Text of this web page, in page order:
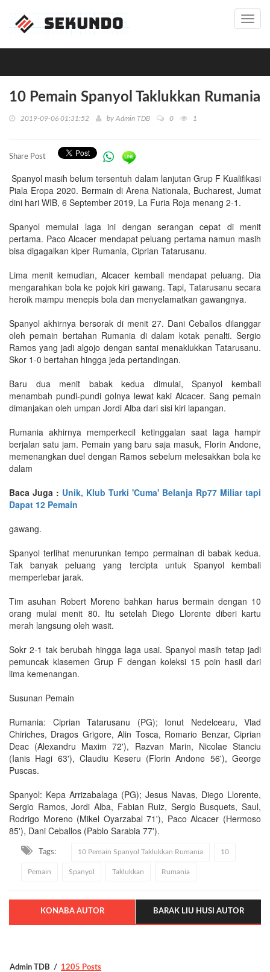
10 Pemain Spanyol Taklukkan Rumania
2019-09-06 01:31:52 by Admin TDB 0 1
Share Post
Spanyol masih belum tersentuh dalam lanjutan Grup F Kualifikasi
Piala Eropa 2020. Bermain di Arena Nationala, Bucharest, Jumat
dini hari WIB, 6 September 2019, La Furia Roja menang 2-1.
Spanyol memulai laga ini dengan serangan cepat di menit
pertama. Paco Alcacer mendapat peluang pertama namun masih
bisa digagalkan kiper Rumania, Ciprian Tatarusanu.
Lima menit kemudian, Alcacer kembali mendapat peluang. Dia
mengarahkan bola ke pojok kiri gawang. Tapi, Tatarusanu secara
heroik mampu menepis bola dan menyelamatkan gawangnya.
Spanyol akhirnya bersorak di menit 27. Dani Ceballos dilanggar
oleh pemain bertahan Rumania di dalam kotak penalti. Sergio
Ramos yang jadi algojo dengan santai menaklukkan Tatarusanu.
Skor 1-0 bertahan hingga jeda pertandingan.
Baru dua menit babak kedua dimulai, Spanyol kembali
menambah pundi-pundi golnya lewat kaki Alcacer. Sang pemain
dimanjakan oleh umpan Jordi Alba dari sisi kiri lapangan.
Rumania akhirnya memperkecil ketinggalan saat laga hampir
berjalan satu jam. Pemain yang baru saja masuk, Florin Andone,
memenangkan duel dengan Ramos sebelum melesakkan bola ke
dalam
Baca Juga : Unik, Klub Turki 'Cuma' Belanja Rp77 Miliar tapi
Dapat 12 Pemain
gawang.
Spanyol terlihat menurunkan tempo permainan di babak kedua.
Tak banyak peluang yang tercipta untuk Spanyol kembali
memperlebar jarak.
Tim asuhan Robert Moreno bahkan harus bermain dengan 10
orang mulai menit 80. Itu setelah Diego Llorente diberi kartu
merah langsung oleh wasit.
Sokr 2-1 tak berubah hingga laga usai. Spanyol masih tetap jadi
pemuncak klasemen Grup F dengan koleksi 15 poin hasil dari
lima kemenangan.
Susunan Pemain
Rumania: Ciprian Tatarusanu (PG); Ionut Nedelcearu, Vlad
Chiriches, Dragos Grigore, Alin Tosca, Romario Benzar, Ciprian
Deac (Alexandru Maxim 72'), Razvan Marin, Nicolae Stanciu
(Ianis Hagi 63'), Claudiu Keseru (Florin Andone 56'), George
Puscas.
Spanyol: Kepa Arrizabalaga (PG); Jesus Navas, Diego Llorente,
Sergio Ramos, Jordi Alba, Fabian Ruiz, Sergio Busquets, Saul,
Rodrigo Moreno (Mikel Oyarzabal 71'), Paco Alcacer (Hermoso
85'), Dani Ceballos (Pablo Sarabia 77').
Tags: 10 Pemain Spanyol Taklukkan Rumania 10
Pemain Spanyol Taklukkan Rumania
KONABA AUTOR BARAK LIU HUSI AUTOR
Admin TDB 1205 Posts